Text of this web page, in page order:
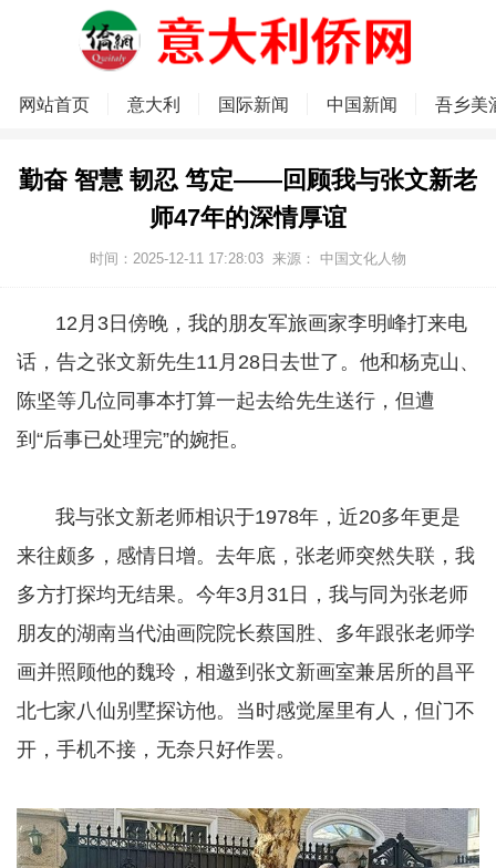
网站首页 意大利 国际新闻 中国新闻 吾乡美
勤奋 智慧 韧忍 笃定——回顾我与张文新老
师47年的深情厚谊
时间：2025-12-11 17:28:03 来源： 中国文化人物
12月3日傍晚，我的朋友军旅画家李明峰打来电
话，告之张文新先生11月28日去世了。他和杨克山、
陈坚等几位同事本打算一起去给先生送行，但遭
到“后事已处理完”的婉拒。
我与张文新老师相识于1978年，近20多年更是
来往颇多，感情日增。去年底，张老师突然失联，我
多方打探均无结果。今年3月31日，我与同为张老师
朋友的湖南当代油画院院长蔡国胜、多年跟张老师学
画并照顾他的魏玲，相邀到张文新画室兼居所的昌平
北七家八仙别墅探访他。当时感觉屋里有人，但门不
开，手机不接，无奈只好作罢。